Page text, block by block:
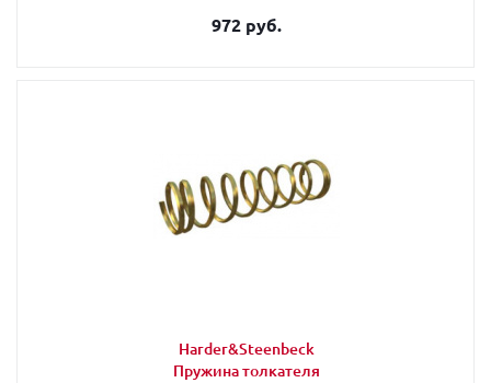
972 руб.
Harder&Steenbeck
Пружина толкателя